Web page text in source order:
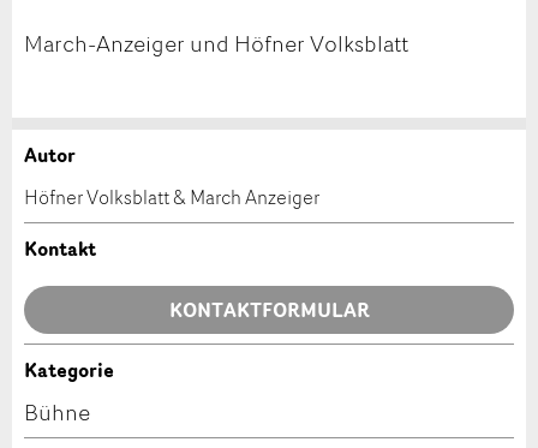
March-Anzeiger und Höfner Volksblatt
Anzeige beanstanden
Ihr Feedback wird sehr geschätzt!
Allgemeines Feedback
Anzeige nicht mehr gültig
Anzeige unvollständig
Anzeige weiterempfehlen
Empfehlen Sie diese Anzeige an Freunde weiter.
Autor
Höfner Volksblatt & March Anzeiger
Kontakt
KONTAKTFORMULAR
Kontakt
Kategorie
Bühne